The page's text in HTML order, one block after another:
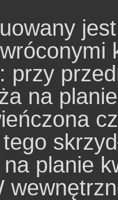
przy
na
planie